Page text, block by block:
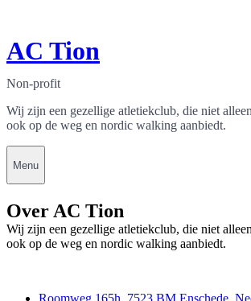
AC Tion
Non-profit
Wij zijn een gezellige atletiekclub, die niet
ook op de weg en nordic walking aanbiedt.
Menu
Over AC Tion
Wij zijn een gezellige atletiekclub, die niet
ook op de weg en nordic walking aanbiedt.
Roomweg 165h, 7523 BM Enschede,